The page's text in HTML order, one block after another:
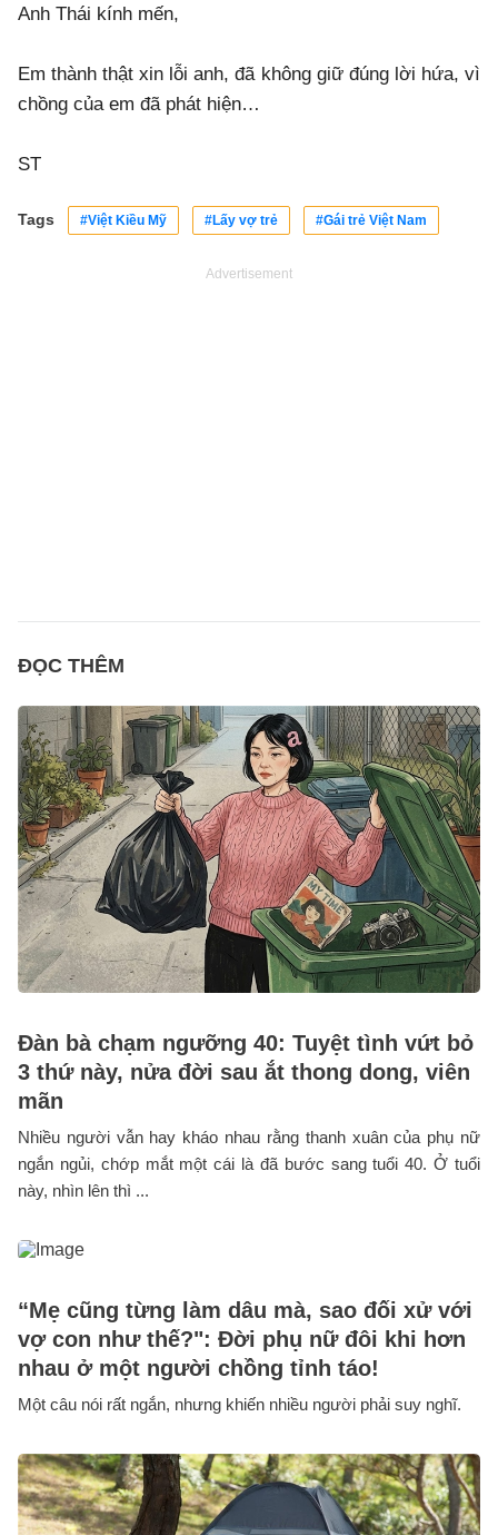
Anh Thái kính mến,
Em thành thật xin lỗi anh, đã không giữ đúng lời hứa, vì
chồng của em đã phát hiện…
ST
Tags #Việt Kiều Mỹ #Lấy vợ trẻ #Gái trẻ Việt Nam
Advertisement
ĐỌC THÊM
Đàn bà chạm ngưỡng 40: Tuyệt tình vứt bỏ
3 thứ này, nửa đời sau ắt thong dong, viên
mãn
Nhiều người vẫn hay kháo nhau rằng thanh xuân của phụ nữ
ngắn ngủi, chớp mắt một cái là đã bước sang tuổi 40. Ở tuổi
này, nhìn lên thì ...
“Mẹ cũng từng làm dâu mà, sao đối xử với
vợ con như thế?": Đời phụ nữ đôi khi hơn
nhau ở một người chồng tỉnh táo!
Một câu nói rất ngắn, nhưng khiến nhiều người phải suy nghĩ.